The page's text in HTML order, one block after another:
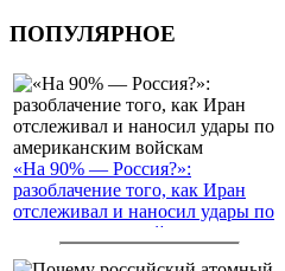
ПОПУЛЯРНОЕ
«На 90% — Россия?»:
разоблачение того, как Иран
отслеживал и наносил удары по
американским войскам